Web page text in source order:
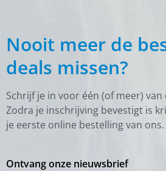
Nooit meer de
deals missen?
Schrijf je in voor één (of meer)
Zodra je inschrijving bevestigt is
je eerste online bestelling van ons.
Ontvang onze nieuwsbrief